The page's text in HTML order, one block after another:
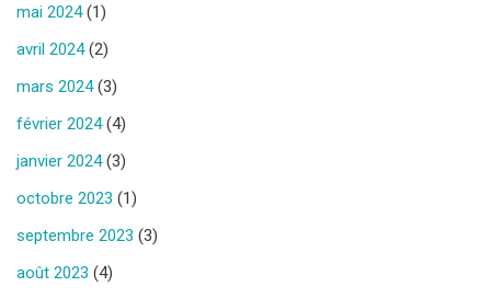
mai 2024(1)
avril 2024(2)
mars 2024(3)
février 2024(4)
janvier 2024(3)
octobre 2023 (1)
septembre 2023 (3)
août 2023 (4)